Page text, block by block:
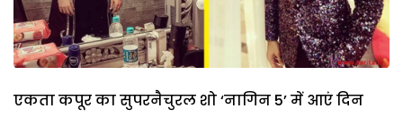
एकता कपूर का सुपरनैचुरल शो ‘नागिन 5’ में आएं दिन